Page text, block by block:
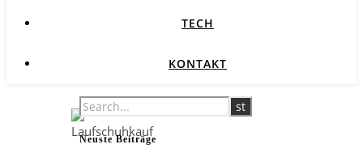
TECH
KONTAKT
Neuste Beiträge